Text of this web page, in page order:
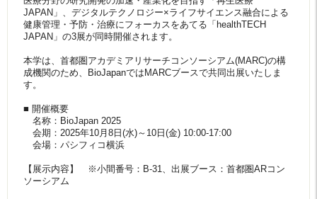
JAPAN」、 デジタルテクノロジー×ライフサイエンス融合による
健康管理・ 予防・治療にフォーカスをあてる「healthTECH
JAPAN」の3展が同時開催されます。
本学は、首都圏アカデミアリサーチコンソーシアム(MARC)の構
成機関のため、
BioJapanではMARCブースで共同出展いたしま
す。
■ 開催概要
名称：BioJapan 2025
会期：2025年10月8日(水)～10日(金) 10:00-17:00
会場：パシフィコ横浜
【展示内容】 ※⼩間番号：B-31、出展ブース：首都圏ARコン
ソーシアム